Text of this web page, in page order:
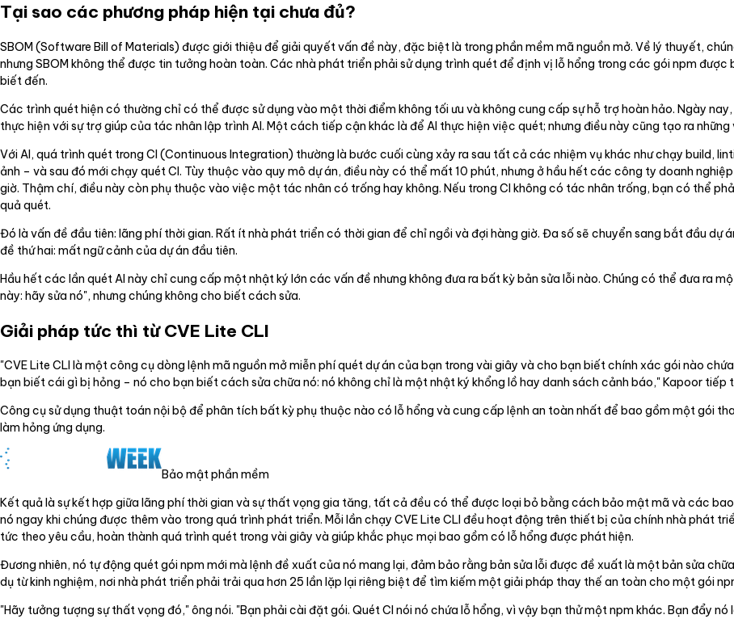
Tại sao các phương pháp hiện tại chưa đủ?
SBOM (Software Bill of Materials) được giới thiệu để giải quyết vấn đề này, đặc biệt là trong phần mềm mã nguồn mở. Về lý thuyết,
nhưng SBOM không thể được tin tưởng hoàn toàn. Các nhà phát triển phải sử dụng trình quét để định vị lỗ hổng trong các gói npm
biết đến.
Các trình quét hiện có thường chỉ có thể được sử dụng vào một thời điểm không tối ưu và không cung cấp sự hỗ trợ hoàn hảo. Ngày
thực hiện với sự trợ giúp của tác nhân lập trình AI. Một cách tiếp cận khác là để AI thực hiện việc quét; nhưng điều này cũng tạo ra những
Với AI, quá trình quét trong CI (Continuous Integration) thường là bước cuối cùng xảy ra sau tất cả các nhiệm vụ khác như chạy build,
ảnh – và sau đó mới chạy quét CI. Tùy thuộc vào quy mô dự án, điều này có thể mất 10 phút, nhưng ở hầu hết các công ty doanh
giờ. Thậm chí, điều này còn phụ thuộc vào việc một tác nhân có trống hay không. Nếu trong CI không có tác nhân trống, bạn có thể
quả quét.
Đó là vấn đề đầu tiên: lãng phí thời gian. Rất ít nhà phát triển có thời gian để chỉ ngồi và đợi hàng giờ. Đa số sẽ chuyển sang bắt đầu dự
đề thứ hai: mất ngữ cảnh của dự án đầu tiên.
Hầu hết các lần quét AI này chỉ cung cấp một nhật ký lớn các vấn đề nhưng không đưa ra bất kỳ bản sửa lỗi nào. Chúng có thể đưa ra
này: hãy sửa nó", nhưng chúng không cho biết cách sửa.
Giải pháp tức thì từ CVE Lite CLI
"CVE Lite CLI là một công cụ dòng lệnh mã nguồn mở miễn phí quét dự án của bạn trong vài giây và cho bạn biết chính xác gói nào
bạn biết cái gì bị hỏng – nó cho bạn biết cách sửa chữa nó: nó không chỉ là một nhật ký khổng lồ hay danh sách cảnh báo," Kapoor tiếp
Công cụ sử dụng thuật toán nội bộ để phân tích bất kỳ phụ thuộc nào có lỗ hổng và cung cấp lệnh an toàn nhất để bao gồm một gói
làm hỏng ứng dụng.
Bảo mật phần mềm
Kết quả là sự kết hợp giữa lãng phí thời gian và sự thất vọng gia tăng, tất cả đều có thể được loại bỏ bằng cách bảo mật mã và các
nó ngay khi chúng được thêm vào trong quá trình phát triển. Mỗi lần chạy CVE Lite CLI đều hoạt động trên thiết bị của chính nhà phát
tức theo yêu cầu, hoàn thành quá trình quét trong vài giây và giúp khắc phục mọi bao gồm có lỗ hổng được phát hiện.
Đương nhiên, nó tự động quét gói npm mới mà lệnh đề xuất của nó mang lại, đảm bảo rằng bản sửa lỗi được đề xuất là một bản sửa
dụ từ kinh nghiệm, nơi nhà phát triển phải trải qua hơn 25 lần lặp lại riêng biệt để tìm kiếm một giải pháp thay thế an toàn cho một gói
"Hãy tưởng tượng sự thất vọng đó," ông nói. "Bạn phải cài đặt gói. Quét CI nói nó chứa lỗ hổng, vì vậy bạn thử một npm khác. Bạn đẩy nó